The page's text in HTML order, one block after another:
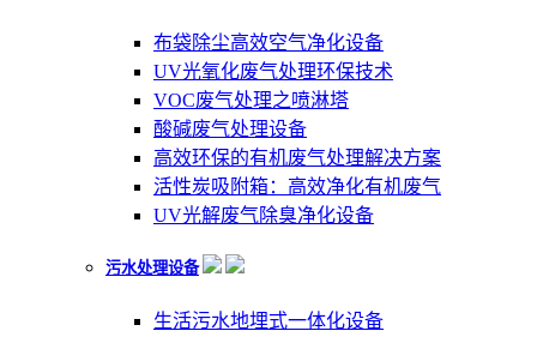
布袋除尘高效空气净化设备
UV光氧化废气处理环保技术
VOC废气处理之喷淋塔
酸碱废气处理设备
高效环保的有机废气处理解决方案
活性炭吸附箱：高效净化有机废气
UV光解废气除臭净化设备
污水处理设备
生活污水地埋式一体化设备